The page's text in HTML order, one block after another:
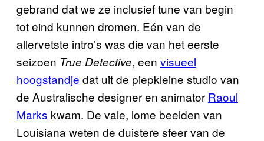
gebrand dat we ze inclusief tune van begin
tot eind kunnen dromen. Eén van de
allervetste intro’s was die van het eerste
seizoen True Detective, een visueel
hoogstandje dat uit de piepkleine studio van
de Australische designer en animator Raoul
Marks kwam. De vale, lome beelden van
Louisiana weten de duistere sfeer van de